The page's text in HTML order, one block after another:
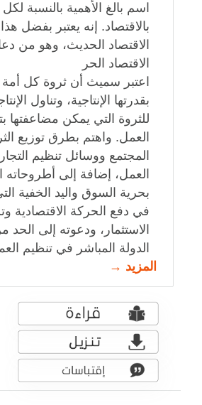
اسم بالغ الأهمية بالنسبة
بالاقتصاد. إنه يعتبر بفضل
الاقتصاد الحديث، وهو من
الاقتصاد الحر
اعتبر سميث أن ثروة كل
بقدرتها الإنتاجية، وتناول
للثروة التي يمكن مضاعفتها
العمل. واهتم بطرق توزيع
المجتمع ووسائل تنظيم
العمل، إضافة إلى أطروحاته
بحرية السوق واليد الخفية
في دفع الحركة الاقتصادية
الاستثمار، ودعوته إلى
الدولة المباشر في تنظيم
المزيد →